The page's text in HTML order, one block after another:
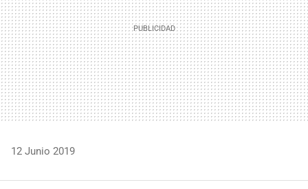
12 Junio 2019